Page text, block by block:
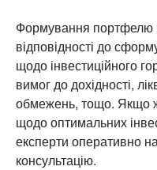
Формування портфелю
відповідності до
щодо інвестиційного
вимог до дохідності,
обмежень, тощо. Якщо
щодо оптимальних
експерти оперативно
консультацію.